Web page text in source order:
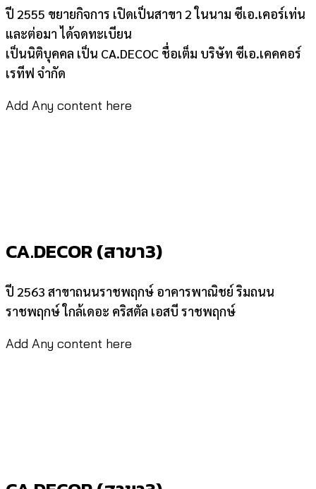
ปี 2555 ขยายกิจการ เปิดเป็นสาขา 2 ในนาม ซีเอ.เคอร์เท่น
และต่อมา ได้จดทะเบียน
เป็นนิติบุคคล เป็น CA.DECOC ชื่อเต็ม บริษัท ซีเอ.เคคคอร์
เรทีฟ จำกัด
Add Any content here
CA.DECOR (สาขา3)
ปี 2563 สาขาถนนราชพฤกษ์ อาคารพาณิชย์ ริมถนน
ราชพฤกษ์ ใกล้เดอะ คริสตัล เอสบี ราชพฤกษ์
Add Any content here